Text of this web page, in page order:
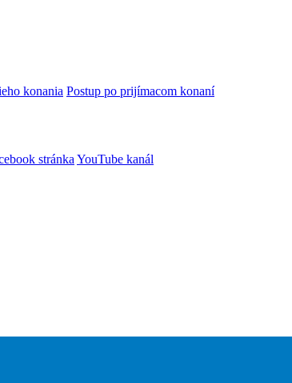
konania Postup po prijímacom konaní
stránka YouTube kanál